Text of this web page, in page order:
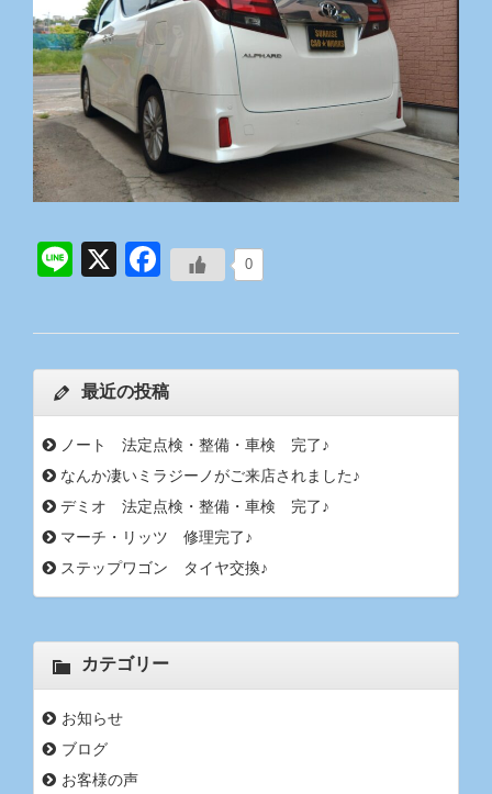
0
Line
X Facebook
最近の投稿
ノート 法定点検・整備・車検 完了♪
なんか凄いミラジーノがご来店されました♪
デミオ 法定点検・整備・車検 完了♪
マーチ・リッツ 修理完了♪
ステップワゴン タイヤ交換♪
カテゴリー
お知らせ
ブログ
お客様の声